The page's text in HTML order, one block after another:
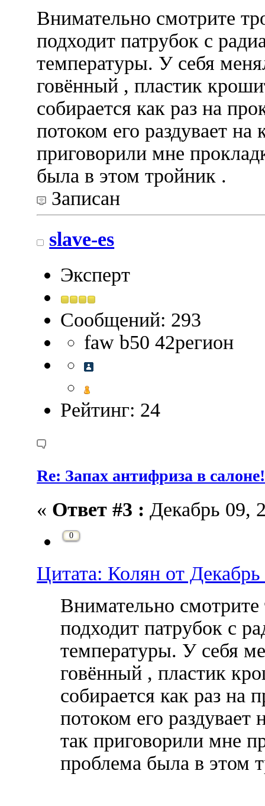
Внимательно смотрите
подходит патрубок с
температуры. У себя
говённый , пластик
собирается как раз на
потоком его раздувает на
приговорили мне
была в этом тройник .
Записан
slave-es
Эксперт
Сообщений: 293
faw b50 42регион
Рейтинг: 24
Re: Запах антифриза в салоне!
« Ответ #3 : Декабрь 09,
0
Цитата: Колян от
Внимательно
подходит патрубок с
температуры. У себя
говённый , пластик
собирается как раз
потоком его раздувает
так приговорили мне
проблема была в этом